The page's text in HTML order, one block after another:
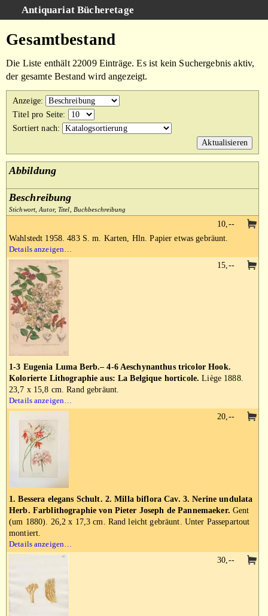
Antiquariat Bücheretage
Gesamtbestand
Warenkorb
AGB
Gesamtbestand
Die Liste enthält 22009 Einträge. Es ist kein Suchergebnis aktiv,
der gesamte Bestand wird angezeigt.
Anzeige:
Titel pro Seite:
Sortiert nach:
Abbildung
Beschreibung
Stichwort, Autor, Titel, Buchbeschreibung
Wahlstedt 1958. 483 S. m. Karten, Hln. Papier etwas gebräunt.
Details anzeigen…
10,--
1-3 Eugenia Luma Berb.– 4-6 Aeschynanthus tricolor Hook.
Kolorierte Lithographie aus: La Belgique horticole. Liège 1888.
23,7 x 15,8 cm. Rand gebräunt.
Details anzeigen…
15,--
1. Bessera elegans Schult. 2. Milla biflora Cav. 3. Nerine undulata
Herb. Farblithographie von Pieter Joseph de Pannemaeker. Gent
(um 1880). 26,2 x 17,3 cm. Rand leicht gebräunt. Unter Passepartout
montiert.
Details anzeigen…
20,--
30,--